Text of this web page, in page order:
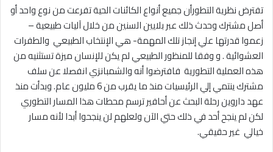
تفترض نظرية التطورأن جميع أنواع الكائنات الحية تفرعت من نوع واحد أو
أصل مشترك وحدث ذلك عبر بلايين السنين من خلال آليات طبيعية –
زعموا قدرتها علي إنجاز تلك المهمة- هي الإنتخاب الطبيعي والطفرات
العشوائية . و وفقا للمنظور الطبيعي لم يكن للإنسان ميزة تستثنيه من
هذه العملية التطورية فافترضوا أنه والشمبانزي انفصلا عن سلف
مشترك ينتمي إلي الرئيسيات منذ ما يقرب من 6 مليون عام. وبدأت منذ
عهد داروين رحلة البحث عن أحافير ترسم محطات هذا المسار التطوري
لكن لم ينجح أحد في ذلك حتي الآن ولعلهم لن ينجحوا أبدا لأنه مسار
خيالي غير حقيقي.